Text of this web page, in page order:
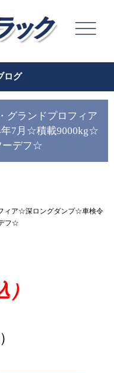
ログ
ランドプロフィア
7月☆積載9000kg☆
ーデフ☆
ィア☆深ロングダンプ☆車検令
フ☆